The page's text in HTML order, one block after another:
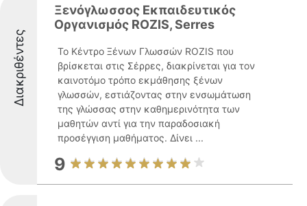
Διακριθέντες
Ξενόγλωσσος Εκπαιδευτικός
Οργανισμός ROZIS, Serres
Το Κέντρο Ξένων Γλωσσών ROZIS που
βρίσκεται στις Σέρρες, διακρίνεται για τον
καινοτόμο τρόπο εκμάθησης ξένων
γλωσσών, εστιάζοντας στην ενσωμάτωση
της γλώσσας στην καθημερινότητα των
μαθητών αντί για την παραδοσιακή
προσέγγιση μαθήματος. Δίνει ...
9